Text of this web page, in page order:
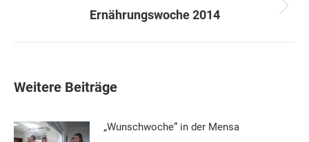
Nächster
Ernährungswoche 2014
Weitere Beiträge
„Wunschwoche“ in der Mensa